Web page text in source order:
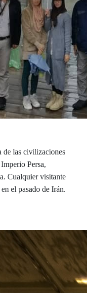
de las civilizaciones
Persa,
Cualquier visitante
el pasado de Irán.